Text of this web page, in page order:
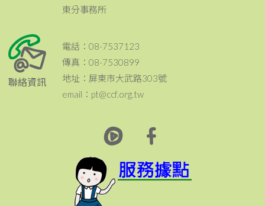
東分事務所
聯絡資訊
電話：08-7537123
傳真：08-7530899
地址：屏東市大武路303號
email：pt@ccf.org.tw